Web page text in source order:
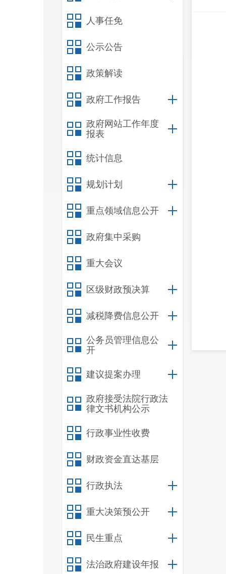
人事任免
公示公告
政策解读
政府工作报告
政府网站工作年度
报表
统计信息
规划计划
重点领域信息公开
政府集中采购
重大会议
区级财政预决算
减税降费信息公开
公务员管理信息公
开
建议提案办理
政府接受法院行政法
律文书机构公示
行政事业性收费
财政资金直达基层
行政执法
重大决策预公开
民生重点
法治政府建设年报